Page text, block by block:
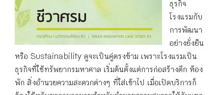
ธุรกิจ
โรงแรมกับ
การพัฒนา
อย่างยั่งยืน
หรือ Sustainability ดูจะเป็นคู่ตรงข้าม เพราะโรงแรมเป็น
ธุรกิจที่ใช้ทรัพยากรมหาศาล เริ่มต้นตั้งแต่การก่อสร้างตึก ห้อง
พัก สิ่งอำนวยความสะดวกต่างๆ ที่ใส่เข้าไป เมื่อเปิดบริการก็